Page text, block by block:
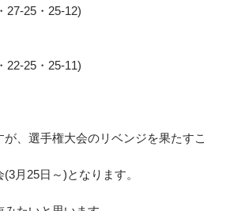
・25-12)
・25-11)
、選手権大会のリベンジを果たすこ
月25日～)となります。